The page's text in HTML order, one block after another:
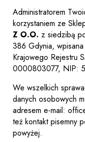
Administratorem
korzystaniem ze
Z O.O. z siedzibą
386 Gdynia,
Krajowego Rejestru
0000803077, NIP:
We wszelkich
danych osobowych
adresem e-mail:
też kontakt pisemny
powyżej.